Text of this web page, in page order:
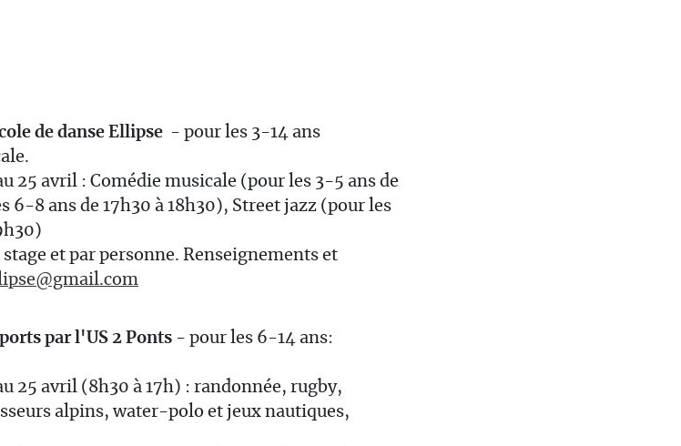
de danse Ellipse - pour les 3-14 ans
25 avril : Comédie musicale (pour les 3-5 ans de
6-8 ans de 17h30 à 18h30), Street jazz (pour les
et par personne. Renseignements et
par l'US 2 Ponts - pour les 6-14 ans:
25 avril (8h30 à 17h) : randonnée, rugby,
alpins, water-polo et jeux nautiques,